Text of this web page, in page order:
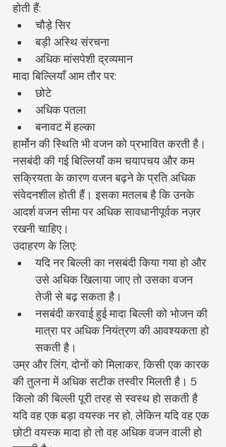
होती हैं:
चौड़े सिर
बड़ी अस्थि संरचना
अधिक मांसपेशी द्रव्यमान
मादा बिल्लियाँ आम तौर पर:
छोटे
अधिक पतला
बनावट में हल्का
हार्मोन की स्थिति भी वजन को प्रभावित करती है।
नसबंदी की गई बिल्लियाँ कम चयापचय और कम
सक्रियता के कारण वजन बढ़ने के प्रति अधिक
संवेदनशील होती हैं। इसका मतलब है कि उनके
आदर्श वजन सीमा पर अधिक सावधानीपूर्वक नज़र
रखनी चाहिए।
उदाहरण के लिए:
यदि नर बिल्ली का नसबंदी किया गया हो और
उसे अधिक खिलाया जाए तो उसका वजन
तेजी से बढ़ सकता है।
नसबंदी करवाई हुई मादा बिल्ली को भोजन की
मात्रा पर अधिक नियंत्रण की आवश्यकता हो
सकती है।
उम्र और लिंग, दोनों को मिलाकर, किसी एक कारक
की तुलना में अधिक सटीक तस्वीर मिलती है। 5
किलो की बिल्ली पूरी तरह से स्वस्थ हो सकती है
यदि वह एक बड़ा वयस्क नर हो, लेकिन यदि वह एक
छोटी वयस्क मादा हो तो वह अधिक वजन वाली हो